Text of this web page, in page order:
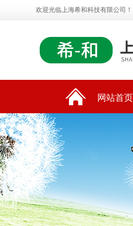
欢迎光临上海希和科技有限公司！
网站首页